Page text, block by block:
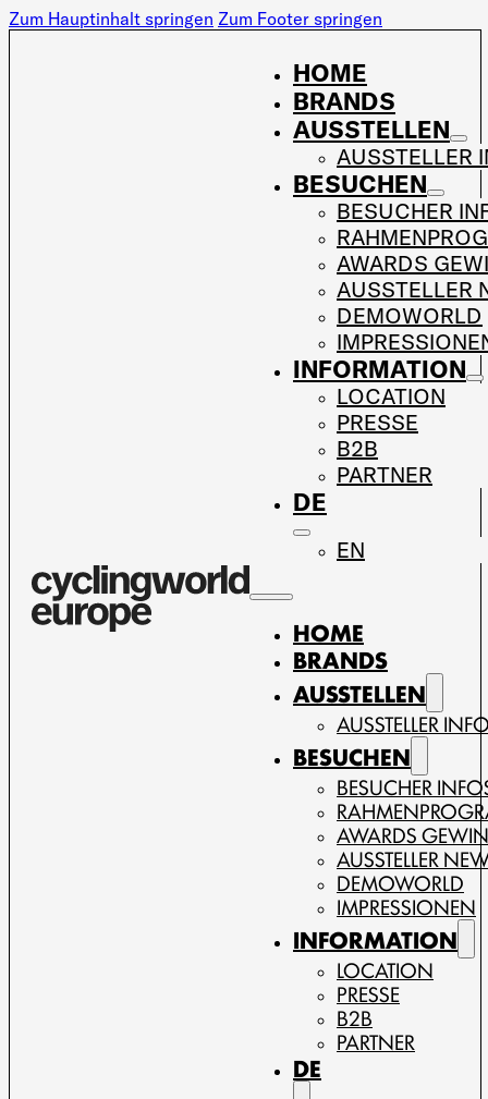
Zum Hauptinhalt springen Zum Footer springen
HOME
BRANDS
AUSSTELLEN
AUSSTELLER
BESUCHEN
BESUCHER
AWARDS
AUSSTELLER
DEMOWORLD
INFORMATION
LOCATION
PRESSE
B2B
PARTNER
DE
EN
HOME
BRANDS
AUSSTELLEN
AUSSTELLER
BESUCHEN
BESUCHER
AWARDS
AUSSTELLER
DEMOWORLD
IMPRESSIONEN
INFORMATION
LOCATION
PRESSE
B2B
PARTNER
DE